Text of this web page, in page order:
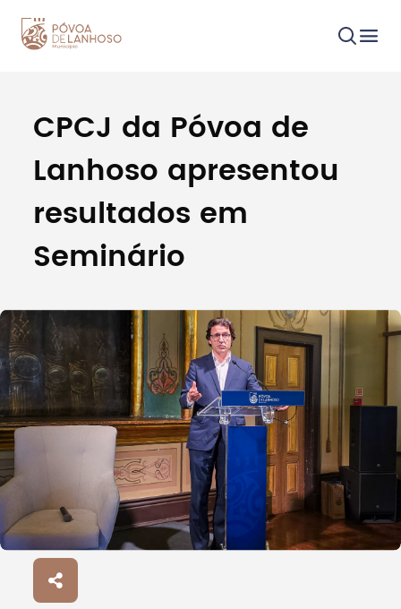
Procurar
Tipo de conteúdo
Filtros
CPCJ da Póvoa de
Lanhoso apresentou
resultados em
Seminário